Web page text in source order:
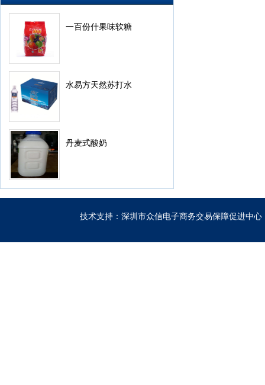
一百份什果味软糖
水易方天然苏打水
丹麦式酸奶
技术支持：深圳市众信电子商务交易保障促进中